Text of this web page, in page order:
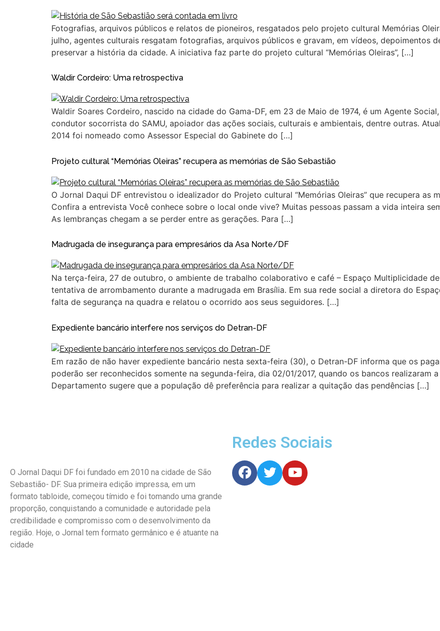
Fotografias, arquivos públicos e relatos de pioneiros, resgatados pelo projeto cultural Memórias
julho, agentes culturais resgatam fotografias, arquivos públicos e gravam, em vídeos, depoimentos
preservar a história da cidade. A iniciativa faz parte do projeto cultural “Memórias Oleiras”, […]
Waldir Cordeiro: Uma retrospectiva
Waldir Soares Cordeiro, nascido na cidade do Gama-DF, em 23 de Maio de 1974, é um Agente
condutor socorrista do SAMU, apoiador das ações sociais, culturais e ambientais, dentre outras.
2014 foi nomeado como Assessor Especial do Gabinete do […]
Projeto cultural “Memórias Oleiras” recupera as memórias de São Sebastião
O Jornal Daqui DF entrevistou o idealizador do Projeto cultural “Memórias Oleiras” que recupera as
Confira a entrevista Você conhece sobre o local onde vive? Muitas pessoas passam a vida inteira
As lembranças chegam a se perder entre as gerações. Para […]
Madrugada de insegurança para empresários da Asa Norte/DF
Na terça-feira, 27 de outubro, o ambiente de trabalho colaborativo e café – Espaço Multiplicidade
tentativa de arrombamento durante a madrugada em Brasília. Em sua rede social a diretora do
falta de segurança na quadra e relatou o ocorrido aos seus seguidores. […]
Expediente bancário interfere nos serviços do Detran-DF
Em razão de não haver expediente bancário nesta sexta-feira (30), o Detran-DF informa que os
poderão ser reconhecidos somente na segunda-feira, dia 02/01/2017, quando os bancos
Departamento sugere que a população dê preferência para realizar a quitação das pendências […]
O Jornal Daqui DF foi fundado em 2010 na cidade de São
Sebastião- DF. Sua primeira edição impressa, em um
formato tabloide, começou tímido e foi tomando uma grande
proporção, conquistando a comunidade e autoridade pela
credibilidade e compromisso com o desenvolvimento da
região. Hoje, o Jornal tem formato germânico e é atuante na
cidade
Redes Sociais